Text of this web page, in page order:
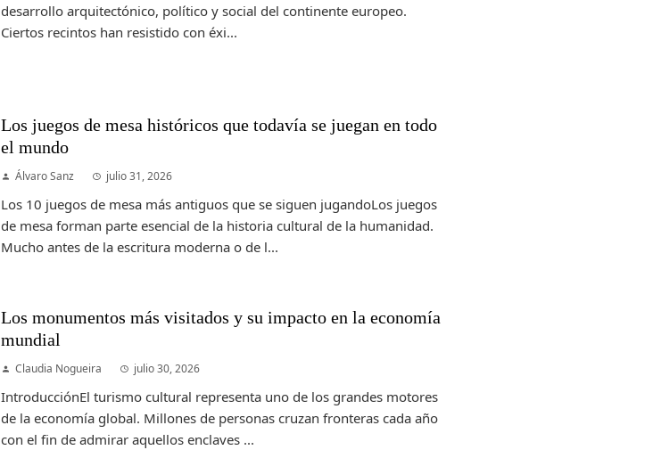
desarrollo arquitectónico, político y social del continente europeo.
Ciertos recintos han resistido con éxi...
Los juegos de mesa históricos que todavía se juegan en todo
el mundo
Álvaro Sanz julio 31, 2026
Los 10 juegos de mesa más antiguos que se siguen jugandoLos juegos
de mesa forman parte esencial de la historia cultural de la humanidad.
Mucho antes de la escritura moderna o de l...
Los monumentos más visitados y su impacto en la economía
mundial
Claudia Nogueira julio 30, 2026
IntroducciónEl turismo cultural representa uno de los grandes motores
de la economía global. Millones de personas cruzan fronteras cada año
con el fin de admirar aquellos enclaves ...